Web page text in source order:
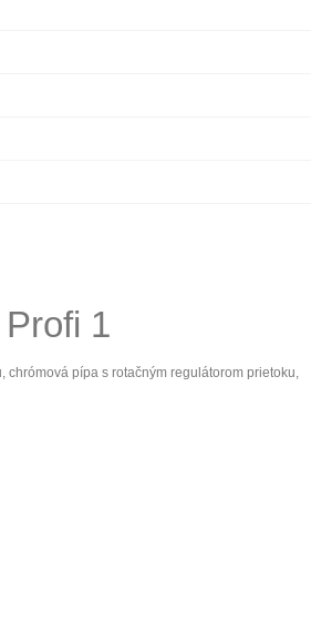
1
pípa s rotačným regulátorom prietoku,